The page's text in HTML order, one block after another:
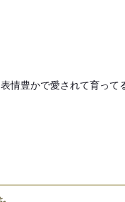
ます。犬舎に入る前に
し日はブリーダーとご相
犬）に限り生後49日を経
られています。
豊かで愛されて育って